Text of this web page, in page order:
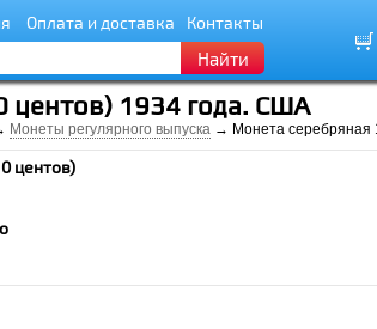
Оплата и доставка Контакты
Найти
центов) 1934 года. США
Монеты регулярного выпуска → Монета серебряная
центов)